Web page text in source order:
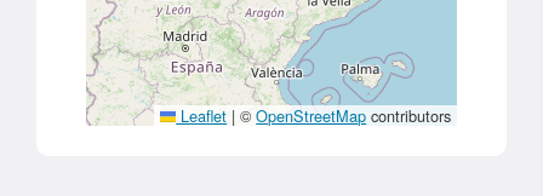
Leaflet | ©OpenStreetMap contributors